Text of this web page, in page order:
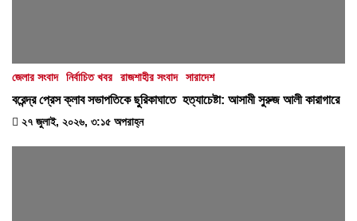
জেলার সংবাদ নির্বাচিত খবর রাজশাহীর সংবাদ সারাদেশ
বরেন্দ্র প্রেস ক্লাব সভাপতিকে ছুরিকাঘাতে হত্যাচেষ্টা: আসামী সুরুজ আলী কারাগারে
২৭ জুলাই, ২০২৬, ৩:১৫ অপরাহ্ন